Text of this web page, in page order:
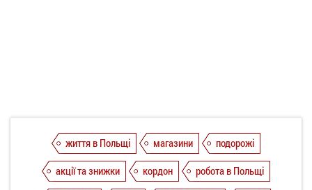
життя в Польщі магазини
подорожі
акції та знижки
кордон
робота в Польщі